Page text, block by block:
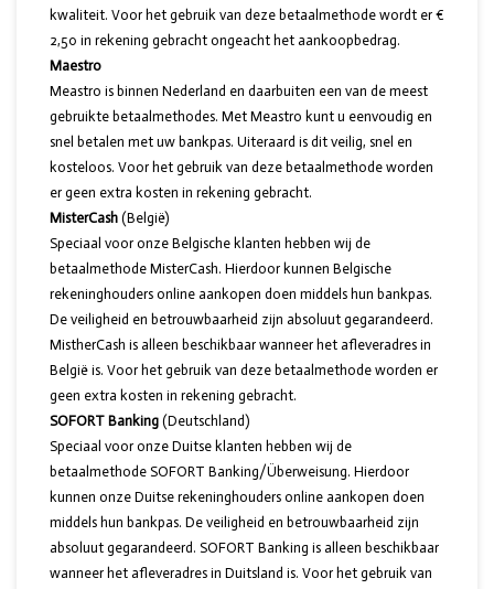
kwaliteit. Voor het gebruik van deze betaalmethode wordt er €
2,50 in rekening gebracht ongeacht het aankoopbedrag.
Maestro
Meastro is binnen Nederland en daarbuiten een van de meest
gebruikte betaalmethodes. Met Meastro kunt u eenvoudig en
snel betalen met uw bankpas. Uiteraard is dit veilig, snel en
kosteloos. Voor het gebruik van deze betaalmethode worden
er geen extra kosten in rekening gebracht.
MisterCash (België)
Speciaal voor onze Belgische klanten hebben wij de
betaalmethode MisterCash. Hierdoor kunnen Belgische
rekeninghouders online aankopen doen middels hun bankpas.
De veiligheid en betrouwbaarheid zijn absoluut gegarandeerd.
MistherCash is alleen beschikbaar wanneer het afleveradres in
België is. Voor het gebruik van deze betaalmethode worden er
geen extra kosten in rekening gebracht.
SOFORT Banking (Deutschland)
Speciaal voor onze Duitse klanten hebben wij de
betaalmethode SOFORT Banking/Überweisung. Hierdoor
kunnen onze Duitse rekeninghouders online aankopen doen
middels hun bankpas. De veiligheid en betrouwbaarheid zijn
absoluut gegarandeerd. SOFORT Banking is alleen beschikbaar
wanneer het afleveradres in Duitsland is. Voor het gebruik van